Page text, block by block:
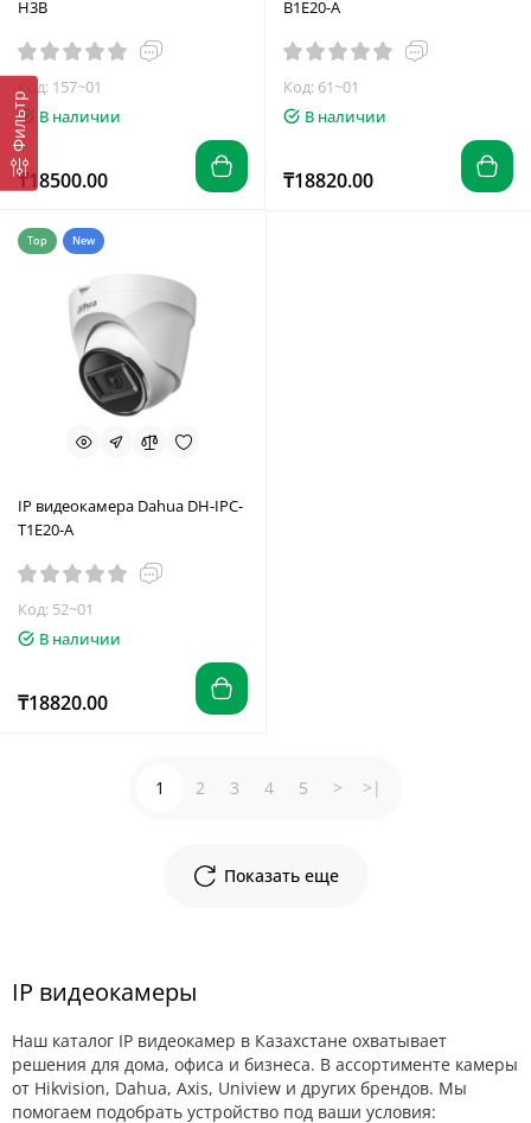
Фильтр
H3B
Код: 157~01
В наличии
₸18500.00
B1E20-A
Код: 61~01
В наличии
₸18820.00
Top New
IP видеокамера Dahua DH-IPC-
T1E20-A
Код: 52~01
В наличии
₸18820.00
Показать еще
1 2 3 4 5 > >|
IP видеокамеры
Наш каталог IP видеокамер в Казахстане охватывает
решения для дома, офиса и бизнеса. В ассортименте камеры
от Hikvision, Dahua, Axis, Uniview и других брендов. Мы
помогаем подобрать устройство под ваши условия: